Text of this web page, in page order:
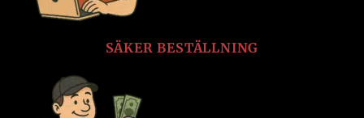
SÄKER BESTÄLLNING